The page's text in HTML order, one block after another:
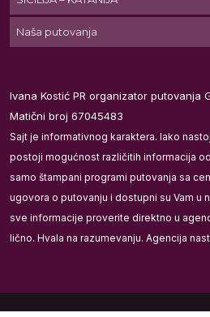
Naša putovanja
Ivana Kostić PR organizator putovanja
Matični broj 67045483
Sajt je informativnog karaktera. Iako
postoji mogućnost različitih informacija
samo štampani programi putovanja sa
ugovora o putovanju i dostupni su Vam u
sve informacije proverite direktno u
lično. Hvala na razumevanju. Agencija